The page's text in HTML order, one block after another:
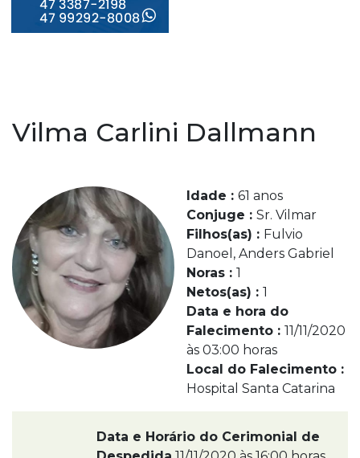
Vilma Carlini Dallmann
Idade : 61 anos
Conjuge : Sr. Vilmar
Filhos(as) : Fulvio
Danoel, Anders Gabriel
Noras : 1
Netos(as) : 1
Data e hora do
Falecimento : 11/11/2020
às 03:00 horas
Local do Falecimento :
Hospital Santa Catarina
Data e Horário do Cerimonial de